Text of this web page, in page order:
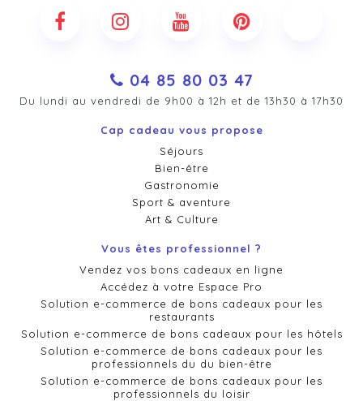
04 85 80 03 47
Du lundi au vendredi de 9h00 à 12h et de 13h30 à 17h30
Cap cadeau vous propose
Séjours
Bien-être
Gastronomie
Sport & aventure
Art & Culture
Vous êtes professionnel ?
Vendez vos bons cadeaux en ligne
Accédez à votre Espace Pro
Solution e-commerce de bons cadeaux pour les
restaurants
Solution e-commerce de bons cadeaux pour les hôtels
Solution e-commerce de bons cadeaux pour les
professionnels du du bien-être
Solution e-commerce de bons cadeaux pour les
professionnels du loisir